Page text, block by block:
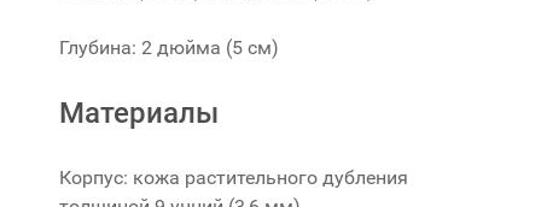
Глубина: 2 дюйма (5 см)
Материалы
Корпус: кожа растительного дубления